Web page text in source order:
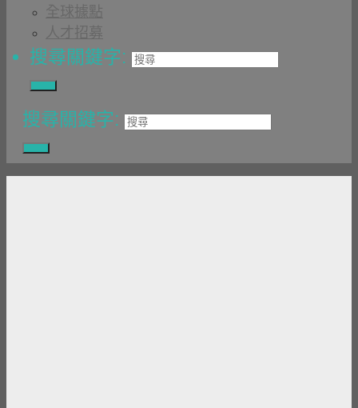
全球據點
人才招募
搜尋關鍵字:
搜尋關鍵字: